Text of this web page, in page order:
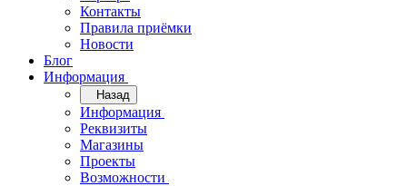
Контакты
Правила приёмки
Новости
Блог
Информация
Назад
Информация
Реквизиты
Магазины
Проекты
Возможности